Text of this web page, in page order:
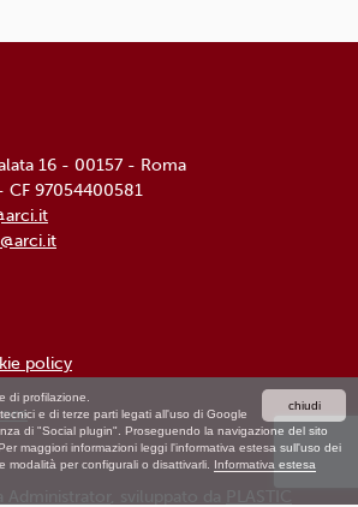
chiudi
di profilazione.
e di terze parti legati all'uso di Google
di "Social plugin". Proseguendo la navigazione del sito
maggiori informazioni leggi l'informativa estesa sull'uso dei
modalità per configurali o disattivarli. Informativa estesa
16 - 00157 - Roma
CF 97054400581
policy